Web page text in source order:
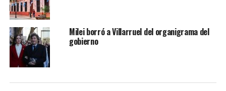
Milei borró a Villarruel del organigrama del
gobierno